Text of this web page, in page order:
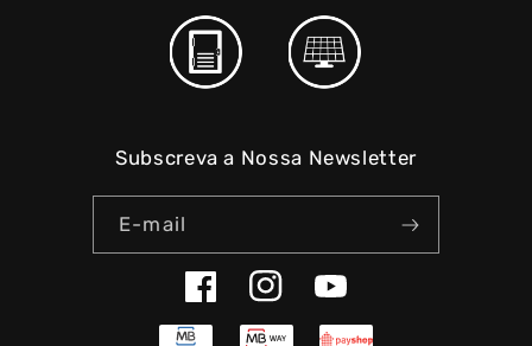
Subscreva a Nossa Newsletter
E-mail
FacebookInstagramYouTube